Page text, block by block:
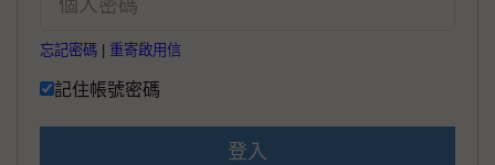
忘記密碼 重寄啟用信
記住帳號密碼
登入